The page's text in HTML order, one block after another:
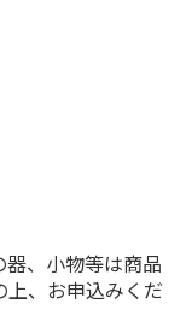
、小物等は商品
、お申込みくだ